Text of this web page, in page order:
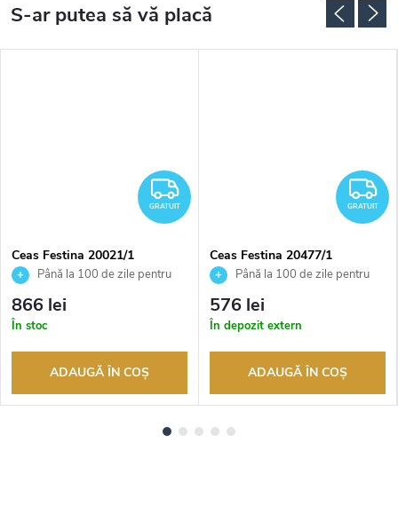
GRATUIT
GRATUIT
Ceas Festina 20021/1
Până la 100 de zile pentru
returnarea bunurilor. Vânzător
autorizat
866 lei
În stoc
ADAUGĂ ÎN COŞ
GRATUIT
Ceas Festina 20477/1
Până la 100 de zile pentru
returnarea bunurilor. Vânzător
autorizat
576 lei
În depozit extern
ADAUGĂ ÎN COŞ